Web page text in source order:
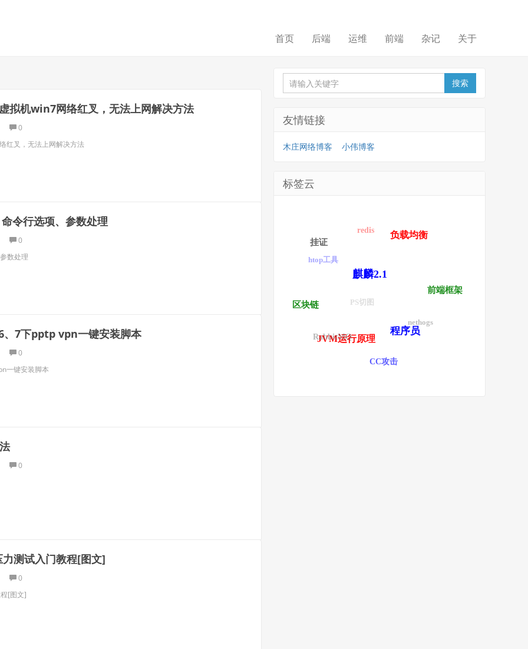
首页 后端 运维 前端 杂记 关于
拟机win7网络红叉，无法上网解决方法
0
红叉，无法上网解决方法
令行选项、参数处理
0
数处理
、7下pptp vpn一键安装脚本
0
一键安装脚本
0
测试入门教程[图文]
0
[图文]
友情链接
木庄网络博客 小伟博客
标签云
redis
PS切图
麒麟2.1
区块链
挂证
nethogs
htop工具
前端框架
RabbitMQ
负载均衡
程序员
CC攻击
JVM运行原理